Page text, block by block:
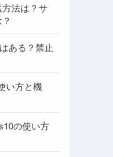
法は？サ
ある？禁止
い方と機
の使い方